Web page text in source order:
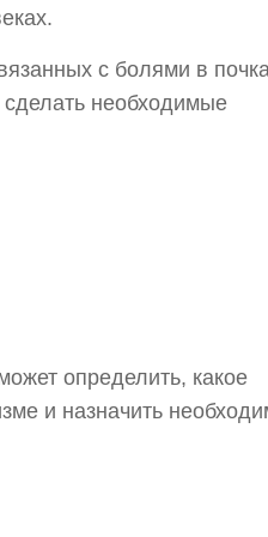
с болями в
сделать необходимые
определить, какое
и назначить